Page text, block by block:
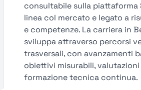
consultabile sulla piattaforma
linea col mercato e legato a
e competenze. La carriera in
sviluppa attraverso percorsi
trasversali, con avanzamenti
obiettivi misurabili,
formazione tecnica continua.